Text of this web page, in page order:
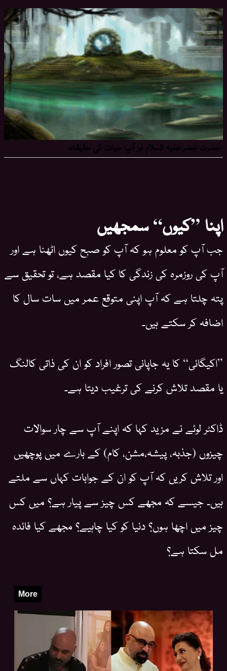
اپنا ”کیوں“ سمجھیں
جب آپ کو معلوم ہو کہ آپ کو صبح کیوں اٹھنا ہے اور
آپ کی روزمرہ کی زندگی کا کیا مقصد ہے، تو تحقیق سے
پتہ چلتا ہے کہ آپ اپنی متوقع عمر میں سات سال کا
اضافہ کر سکتے ہیں۔
”اکیگائی“ کا یہ جاپانی تصور افراد کو ان کی ذاتی کالنگ
یا مقصد تلاش کرنے کی ترغیب دیتا ہے۔
ڈاکٹر لوئے نے مزید کہا کہ اپنے آپ سے چار سوالات
چیزوں (جذبہ، پیشہ،مشن، کام) کے بارے میں پوچھیں
اور تلاش کریں کہ آپ کو ان کے جوابات کہاں سے ملتے
ہیں۔ جیسے کہ مجھے کس چیز سے پیار ہے؟ میں کس
چیز میں اچھا ہوں؟ دنیا کو کیا چاہیے؟ مجھے کیا فائدہ
مل سکتا ہے؟
More